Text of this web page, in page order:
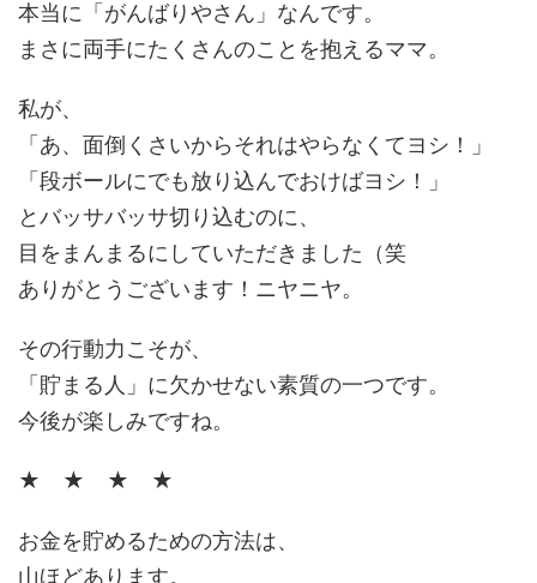
本当に「がんばりやさん」なんです。
まさに両手にたくさんのことを抱えるママ。
私が、
「あ、面倒くさいからそれはやらなくてヨシ！」
「段ボールにでも放り込んでおけばヨシ！」
とバッサバッサ切り込むのに、
目をまんまるにしていただきました（笑
ありがとうございます！ニヤニヤ。
その行動力こそが、
「貯まる人」に欠かせない素質の一つです。
今後が楽しみですね。
★ ★ ★ ★
お金を貯めるための方法は、
山ほどあります。